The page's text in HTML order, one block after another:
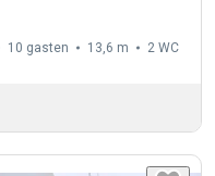
10 gasten 13,6 m 2 WC